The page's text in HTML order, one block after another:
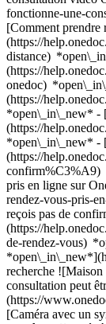
fonctionne-une-
[Comment prendre
(https://
distance)
(https://
onedoc)
(https://
*open\_in\_new* -
(https://
*open\_in\_new* - [Vérifier qu'un rendez-vous est confirmé](https://help.onedoc.ch/fr/v%C3%A9rifier-quun-rendez-vous-est-confirm%C3%A9) *open\_in\_new* - [Annuler un rendez-vous pris en ligne sur OneDoc](https://help.onedoc.ch/fr/annuler-un-rendez-vous-pris-en-ligne-sur-onedoc) *open\_in\_new* - [Je ne reçois pas de confirmation de rendez-vous](https://